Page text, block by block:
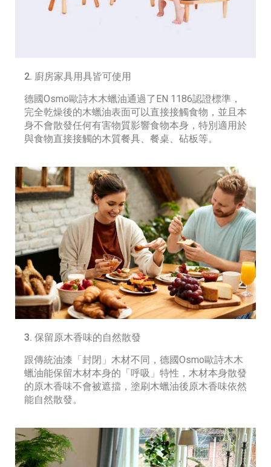
2. 廚房家具用具皆可使用
德國Osmo歐詩木木蠟油通過了EN 1186認證標準，
完全乾燥後的木蠟油表面可以直接接觸食物，並且本
身不會散發任何有害物質影響食物本身，特別適用於
與食物直接接觸的木質餐具、餐桌、砧板等。
3. 保留原木香味的自然散發
跟傳統油漆「封閉」木材不同，德國Osmo歐詩木木
蠟油能保留木材本身的「呼吸」特性，木材本身散發
的原木香味不會被遮擋，塗刷木蠟油後原木香味依然
能自然散發。